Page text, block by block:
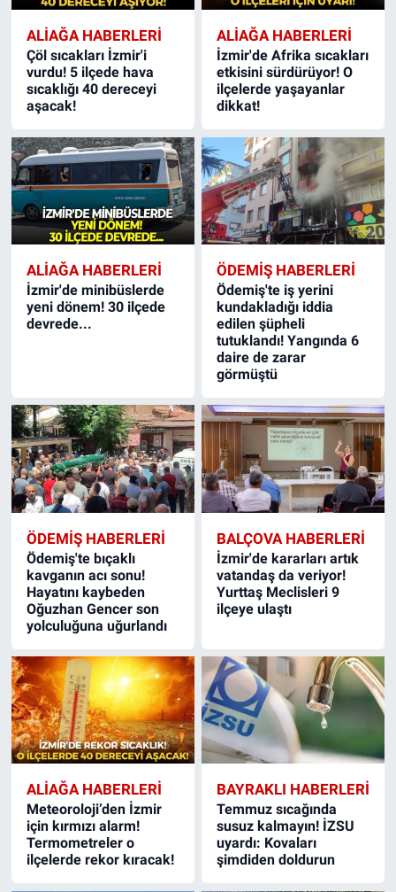
ALIAĞA HABERLERI
Çöl sıcakları İzmir'i
vurdu! 5 ilçede hava
sıcaklığı 40 dereceyi
aşacak!
ALIAĞA HABERLERI
İzmir'de Afrika sıcakları
etkisini sürdürüyor! O
ilçelerde yaşayanlar
dikkat!
ALIAĞA HABERLERI
İzmir'de minibüslerde
yeni dönem! 30 ilçede
devrede...
ÖDEMIŞ HABERLERI
Ödemiş'te iş yerini
kundakladığı iddia
edilen şüpheli
tutuklandı! Yangında 6
daire de zarar
görmüştü
ÖDEMIŞ HABERLERI
Ödemiş'te bıçaklı
kavganın acı sonu!
Hayatını kaybeden
Oğuzhan Gencer son
yolculuğuna uğurlandı
BALÇOVA HABERLERI
İzmir'de kararları artık
vatandaş da veriyor!
Yurttaş Meclisleri 9
ilçeye ulaştı
ALIAĞA HABERLERI
Meteoroloji’den İzmir
için kırmızı alarm!
Termometreler o
ilçelerde rekor kıracak!
BAYRAKLI HABERLERI
Temmuz sıcağında
susuz kalmayın! İZSU
uyardı: Kovaları
şimdiden doldurun